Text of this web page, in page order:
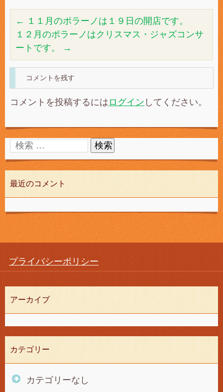
← １１月のポラーノは１９日の開店です。
１２月のポラーノはクリスマス・ジャズコンサ
ートです。
→
コメントを残す
コメントを投稿するには ログイン してください。
最近のコメント
プライバシーポリシー
アーカイブ
カテゴリー
カテゴリーなし